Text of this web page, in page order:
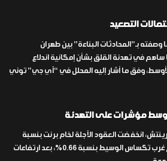
التصعيد
وصفته بـ”المحادثات البناءة” بين طهران
في تهدئة القلق بشأن إمكانية اندلاع
وفق ما أشار إليه المحلل في “آي جي” توني
وسط مؤشرات على التهدئة
01:34 بتوقيت غرينتش، انخفضت العقود الآجلة لخام برنت بنسبة
0.72%، بينما هبطت عقود خام غرب تكساس الوسيط بنسبة 0.66%، بعد ارتفاعات